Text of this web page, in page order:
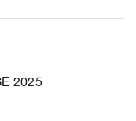
2025